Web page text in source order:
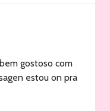
gostoso com
estou on pra